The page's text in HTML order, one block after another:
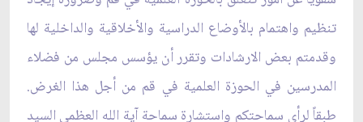
تنظيم واهتمام بالأوضاع الدراسية والأخلاقية والداخلية لها
وقدمتم بعض الارشادات وتقرر أن يؤسس مجلس من فضلاء
المدرسين في الحوزة العلمية في قم من أجل هذا الغرض.
طبقاً لرأي سماحتكم واستشارة سماحة آية الله العظمى السيد